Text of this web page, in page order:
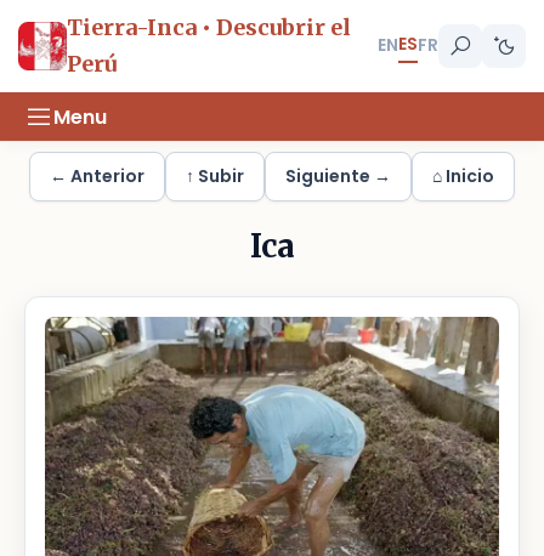
Tierra-Inca • Descubrir el
Perú
ENESFR
Menu
← Anterior ↑ Subir Siguiente → ⌂ Inicio
Ica